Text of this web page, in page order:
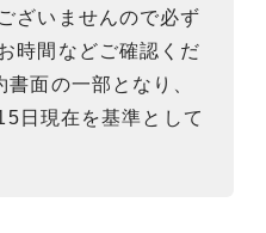
ざいませんので必ず
時間などご確認くだ
面の一部となり、
日現在を基準として